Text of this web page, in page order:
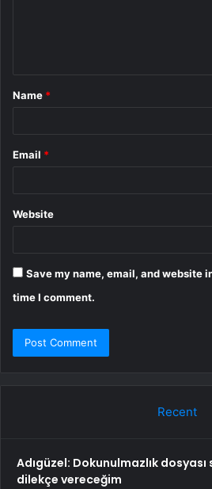
*
Name *
Email *
Website
Save my name, email, and website
time I comment.
Recent
Adıgüzel: Dokunulmazlık
dilekçe vereceğim